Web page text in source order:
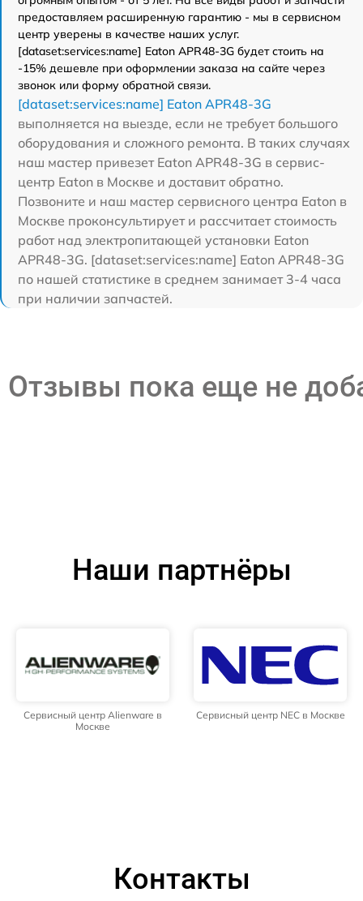
предоставляем расширенную гарантию - мы в сервисном
центр уверены в качестве наших услуг.
[dataset:services:name] Eaton APR48-3G будет стоить на
-15% дешевле при оформлении заказа на сайте через
звонок или форму обратной связи.
[dataset:services:name] Eaton APR48-3G
выполняется на выезде, если не требует большого
оборудования и сложного ремонта. В таких случаях
наш мастер привезет Eaton APR48-3G в сервис-
центр Eaton в Москве и доставит обратно.
Позвоните и наш мастер сервисного центра Eaton в
Москве проконсультирует и рассчитает стоимость
работ над электропитающей установки Eaton
APR48-3G. [dataset:services:name] Eaton APR48-3G
по нашей статистике в среднем занимает 3-4 часа
при наличии запчастей.
Отзывы пока еще не
Наши партнёры
Сервисный центр Alienware в
Москве
Сервисный центр NEC в Москве
Контакты